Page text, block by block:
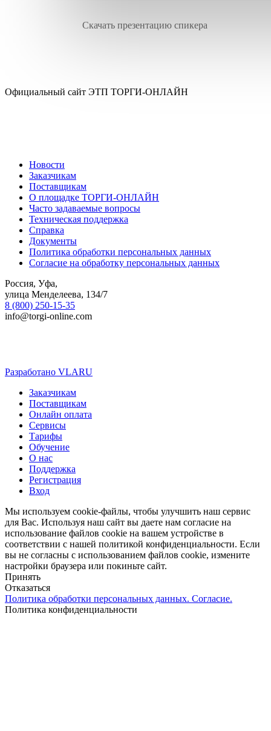
Скачать презентацию спикера
Официальный сайт ЭТП ТОРГИ-ОНЛАЙН
Новости
Заказчикам
Поставщикам
О площадке ТОРГИ-ОНЛАЙН
Часто задаваемые вопросы
Техническая поддержка
Справка
Документы
Политика обработки персональных данных
Согласие на обработку персональных данных
Россия, Уфа,
улица Менделеева, 134/7
8 (800) 250-15-35
info@torgi-online.com
Разработано VLARU
Close
Menu
Заказчикам
Поставщикам
Онлайн оплата
Сервисы
Тарифы
Обучение
О нас
Поддержка
Регистрация
Вход
Мы используем cookie-файлы, чтобы улучшить наш сервис
для Вас. Используя наш сайт вы даете нам согласие на
использование файлов cookie на вашем устройстве в
соответствии с нашей политикой конфиденциальности. Если
вы не согласны с использованием файлов cookie, измените
настройки браузера или покиньте сайт.
Принять
Отказаться
Политика обработки персональных данных. Согласие.
Политика конфиденциальности